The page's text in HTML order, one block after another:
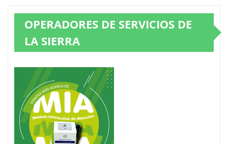
OPERADORES DE SERVICIOS DE
LA SIERRA